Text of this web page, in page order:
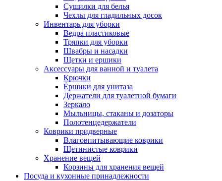
Сушилки для белья
Чехлы для гладильных досок
Инвентарь для уборки
Ведра пластиковые
Тряпки для уборки
Швабры и насадки
Щетки и ершики
Аксессуары для ванной и туалета
Крючки
Ёршики для унитаза
Держатели для туалетной бумаги
Зеркало
Мыльницы, стаканы и дозаторы
Полотенцедержатели
Коврики придверные
Влаговпитывающие коврики
Щетинистые коврики
Хранение вещей
Корзины для хранения вещей
Посуда и кухонные принадлежности